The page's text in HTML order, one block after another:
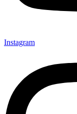
Instagram